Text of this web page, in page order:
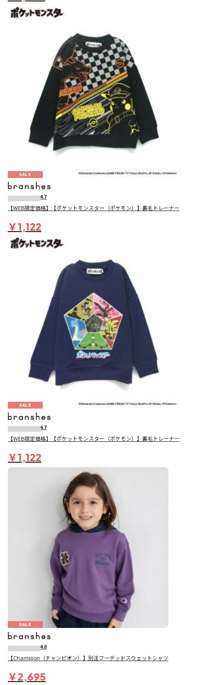
SALE
4.7
【WEB限定価格】【ポケットモンスター（ポケモン）】裏毛トレーナー
￥1,122
SALE
4.7
【WEB限定価格】【ポケットモンスター（ポケモン）】裏毛トレーナー
￥1,122
SALE
4.0
【Champion（チャンピオン）】別注フーデッドスウェットシャツ
￥2,695